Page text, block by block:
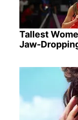
Tallest
Jaw-